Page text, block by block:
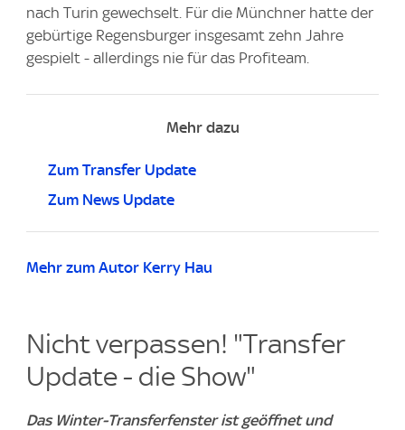
nach Turin gewechselt. Für die Münchner hatte der
gebürtige Regensburger insgesamt zehn Jahre
gespielt - allerdings nie für das Profiteam.
Mehr dazu
Zum Transfer Update
Zum News Update
Mehr zum Autor Kerry Hau
Nicht verpassen! "Transfer
Update - die Show"
Das Winter-Transferfenster ist geöffnet und